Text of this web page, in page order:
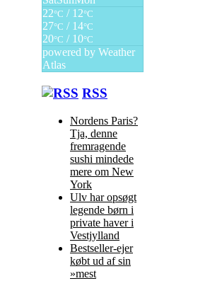
22°C / 12°C
27°C / 14°C
20°C / 10°C
powered by Weather
Atlas
RSS
Nordens Paris?
Tja, denne
fremragende
sushi mindede
mere om New
York
Ulv har opsøgt
legende børn i
private haver i
Vestjylland
Bestseller-ejer
købt ud af sin
»mest